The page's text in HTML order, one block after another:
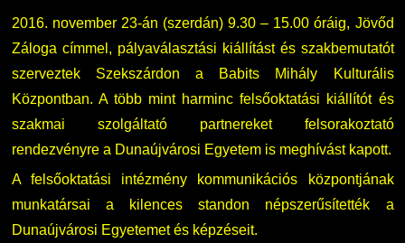
2016. november 23-án (szerdán) 9.30 – 15.00 óráig, Jövőd
Záloga címmel, pályaválasztási kiállítást és szakbemutatót
szerveztek Szekszárdon a Babits Mihály Kulturális
Központban. A több mint harminc felsőoktatási kiállítót és
szakmai szolgáltató partnereket felsorakoztató
rendezvényre a Dunaújvárosi Egyetem is meghívást kapott.
A felsőoktatási intézmény kommunikációs központjának
munkatársai a kilences standon népszerűsítették a
Dunaújvárosi Egyetemet és képzéseit.